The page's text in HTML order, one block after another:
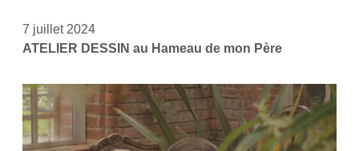
7 juillet 2024
ATELIER DESSIN au Hameau de mon Père